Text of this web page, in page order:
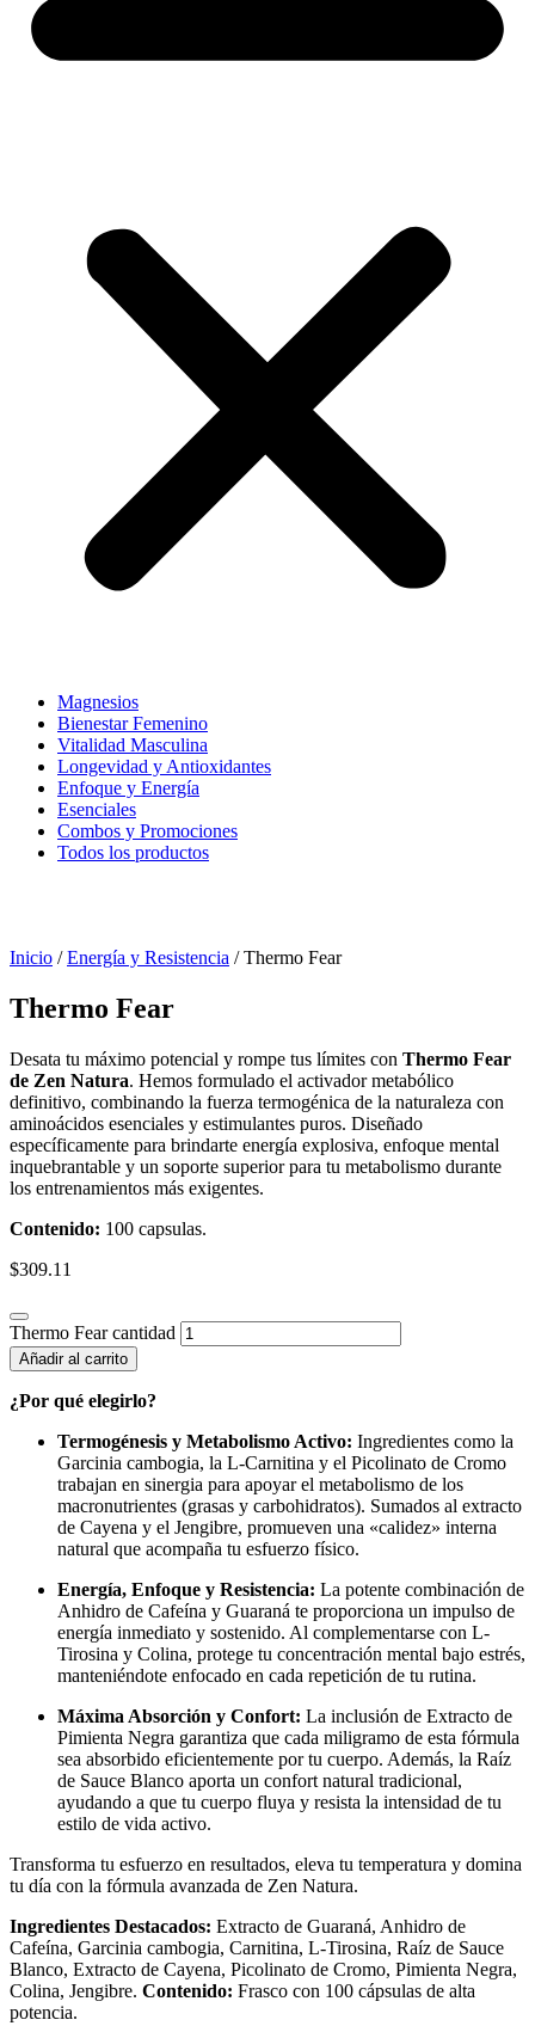
Magnesios
Bienestar Femenino
Vitalidad Masculina
Longevidad y Antioxidantes
Enfoque y Energía
Esenciales
Combos y Promociones
Todos los productos
Inicio /Energía y Resistencia / Thermo Fear
Thermo Fear
Desata tu máximo potencial y rompe tus límites con Thermo Fear
de Zen Natura. Hemos formulado el activador metabólico
definitivo, combinando la fuerza termogénica de la naturaleza con
aminoácidos esenciales y estimulantes puros. Diseñado
específicamente para brindarte energía explosiva, enfoque mental
inquebrantable y un soporte superior para tu metabolismo durante
los entrenamientos más exigentes.
Contenido: 100 capsulas.
$309.11
Thermo Fear cantidad
Añadir al carrito
¿Por qué elegirlo?
Termogénesis y Metabolismo Activo: Ingredientes como la
Garcinia cambogia, la L-Carnitina y el Picolinato de Cromo
trabajan en sinergia para apoyar el metabolismo de los
macronutrientes (grasas y carbohidratos). Sumados al extracto
de Cayena y el Jengibre, promueven una «calidez» interna
natural que acompaña tu esfuerzo físico.
Energía, Enfoque y Resistencia: La potente combinación de
Anhidro de Cafeína y Guaraná te proporciona un impulso de
energía inmediato y sostenido. Al complementarse con L-
Tirosina y Colina, protege tu concentración mental bajo estrés,
manteniéndote enfocado en cada repetición de tu rutina.
Máxima Absorción y Confort: La inclusión de Extracto de
Pimienta Negra garantiza que cada miligramo de esta fórmula
sea absorbido eficientemente por tu cuerpo. Además, la Raíz
de Sauce Blanco aporta un confort natural tradicional,
ayudando a que tu cuerpo fluya y resista la intensidad de tu
estilo de vida activo.
Transforma tu esfuerzo en resultados, eleva tu temperatura y domina
tu día con la fórmula avanzada de Zen Natura.
Ingredientes Destacados: Extracto de Guaraná, Anhidro de
Cafeína, Garcinia cambogia, Carnitina, L-Tirosina, Raíz de Sauce
Blanco, Extracto de Cayena, Picolinato de Cromo, Pimienta Negra,
Colina, Jengibre. Contenido: Frasco con 100 cápsulas de alta
potencia.